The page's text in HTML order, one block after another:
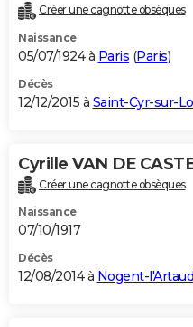
Créer une cagnotte obsèques
Naissance
05/07/1924 à Paris (Paris)
Décès
12/12/2015 à Saint-Cyr-sur-
Cyrille VAN DE
Créer une cagnotte obsèques
Naissance
07/10/1917
Décès
12/08/2014 à Nogent-l'Artaud